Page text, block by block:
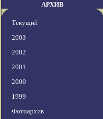
АРХИВ
Текущий
2003
2002
2001
2000
1999
Фотоархив